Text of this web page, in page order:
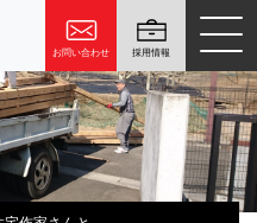
お問い合わせ 採用情報